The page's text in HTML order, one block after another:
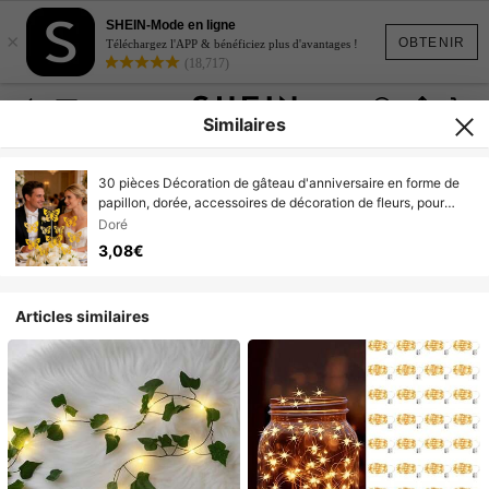
OBTENIR
×
SHEIN-Mode en ligne
Téléchargez l'APP & bénéficiez plus d'avantages !
(18,717)
Similaires
30 pièces Décoration de gâteau d'anniversaire en forme de
papillon, dorée, accessoires de décoration de fleurs, pour
mariage, anniversaire, Saint-Valentin, emballage cadeau de
la Saint-Valentin, décorations de gâteau, décorations florales,
centres de table, fête de mariage, hôtel, lumières de chambre,
Doré
3,08€
Articles similaires